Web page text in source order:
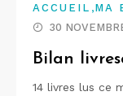
ACCUEIL ,MA
30
Bilan
14 livres lus ce